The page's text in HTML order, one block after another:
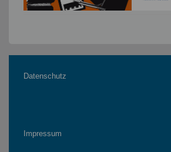
Datenschutz
Impressum